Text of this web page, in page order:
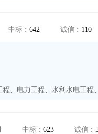
中标： 642 诚信： 110
中标： 623 诚信：